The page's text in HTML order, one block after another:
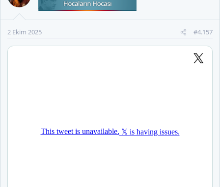
l
:
2 Ekim 2025 #4.157